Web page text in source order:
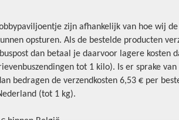
zijn afhankelijk van hoe wij de
opsturen. Als de bestelde producten
dan betaal je daarvoor lagere kosten
tot 1 kilo). Is er sprake van
bedragen de verzendkosten 6,53 € per
(tot 1 kg).